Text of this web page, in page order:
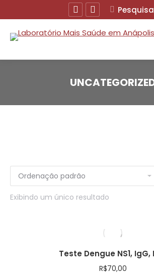
FacebookInstagram
Exibindo um único resultado
Teste Dengue NS1, IgG,
R$70,00